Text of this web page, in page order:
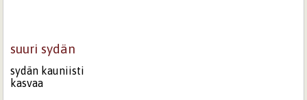
suuri sydän
sydän kauniisti
kasvaa